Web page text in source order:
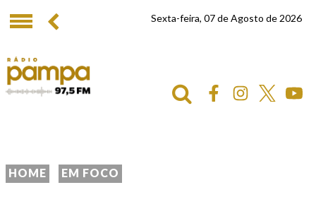
Sexta-feira, 07 de Agosto de 2026
HOME EM FOCO